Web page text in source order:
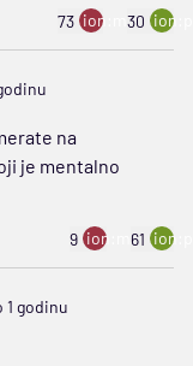
73 ion:minus
30
na
je mentalno
9 ion:minus
61
1 godinu